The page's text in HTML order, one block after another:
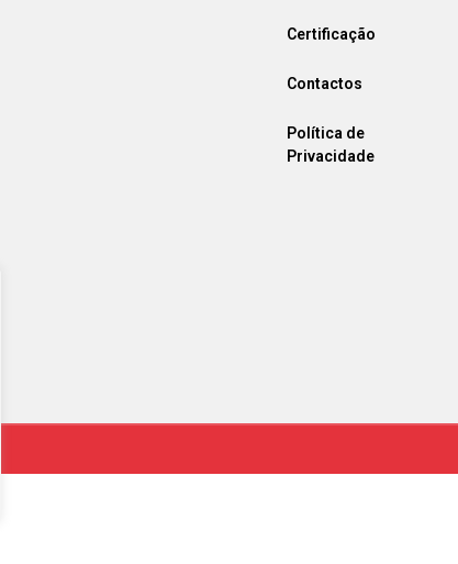
Certificação
Contactos
Política de
Privacidade